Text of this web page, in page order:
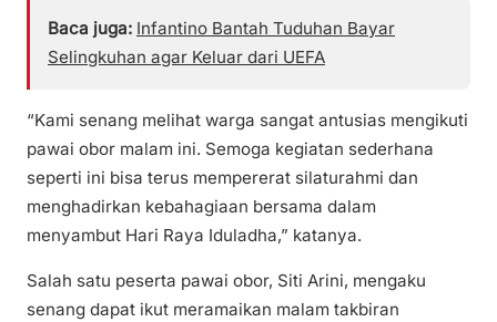
Baca juga: Infantino Bantah Tuduhan Bayar
Selingkuhan agar Keluar dari UEFA
“Kami senang melihat warga sangat antusias mengikuti
pawai obor malam ini. Semoga kegiatan sederhana
seperti ini bisa terus mempererat silaturahmi dan
menghadirkan kebahagiaan bersama dalam
menyambut Hari Raya Iduladha,” katanya.
Salah satu peserta pawai obor, Siti Arini, mengaku
senang dapat ikut meramaikan malam takbiran